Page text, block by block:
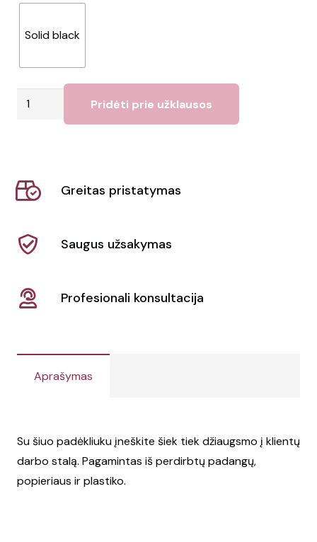
Solid black
produkto
padangų
"Brite-
Mat®"
Pridėti prie užklausos
Greitas pristatymas
Saugus užsakymas
Profesionali konsultacija
Aprašymas
Su šiuo padėkliuku įneškite šiek tiek džiaugsmo į klientų
darbo stalą. Pagamintas iš perdirbtų padangų,
popieriaus ir plastiko.